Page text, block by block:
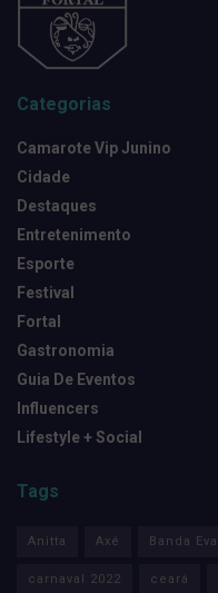
Categorias
Camarote Vip Junino
Cidade
Destaques
Entretenimento
Esporte
Festival
Fortal
Gastronomia
Guia De Eventos
Influencers
Lifestyle + Social
Tags
Anitta Axé Banda Eva
carnaval 2022 ceará